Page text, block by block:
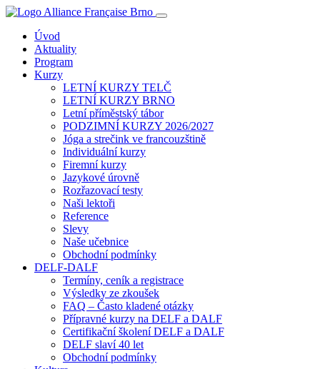
Úvod
Aktuality
Program
Kurzy
LETNÍ KURZY TELČ
LETNÍ KURZY BRNO
Letní příměstský tábor
PODZIMNÍ KURZY 2026/2027
Jóga a strečink ve francouzštině
Individuální kurzy
Firemní kurzy
Jazykové úrovně
Rozřazovací testy
Naši lektoři
Reference
Slevy
Naše učebnice
Obchodní podmínky
DELF-DALF
Termíny, ceník a registrace
Výsledky ze zkoušek
FAQ – Často kladené otázky
Přípravné kurzy na DELF a DALF
Certifikační školení DELF a DALF
DELF slaví 40 let
Obchodní podmínky